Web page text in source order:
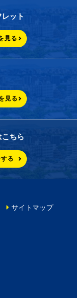
ット
見る
見る
こちら
る
サイトマップ